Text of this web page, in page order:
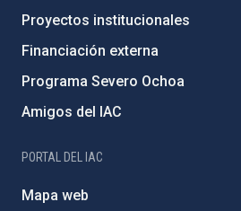
Proyectos institucionales
Financiación externa
Programa Severo Ochoa
Amigos del IAC
PORTAL DEL IAC
Mapa web